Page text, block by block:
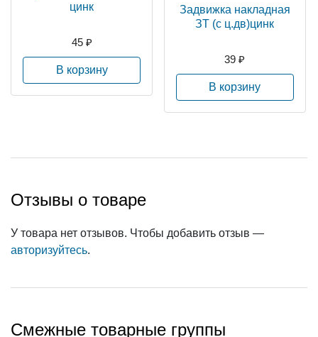
цинк
45 ₽
В корзину
Задвижка накладная
ЗТ (с ц.дв)цинк
39 ₽
В корзину
Отзывы о товаре
У товара нет отзывов. Чтобы добавить отзыв —
авторизуйтесь.
Смежные товарные группы